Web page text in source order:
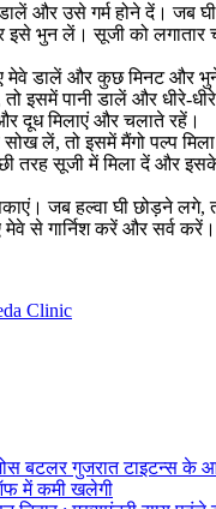
और उसे गर्म होने दें। जब घी
भुन लें। सूजी को लगातार
डालें और कुछ मिनट और
इसमें पानी डालें और धीरे-
दूध मिलाएं और चलाते रहें।
लें, तो इसमें मैंगो पल्प
तरह सूजी में मिला दें और
जब हल्वा घी छोड़ने लगे,
से गार्निश करें और सर्व करें।
बटलर गुजरात टाइटन्स के
में कमी खलेगी